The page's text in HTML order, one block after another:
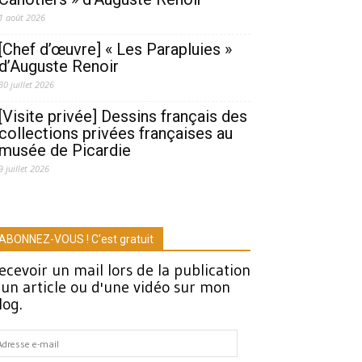
1 août 2026
[Chef d’œuvre] « Les Parapluies »
d’Auguste Renoir
juillet 2026
[Visite privée] Dessins français des
collections privées françaises au
musée de Picardie
juillet 2026
VOUS ! C'est gratuit
un mail lors de la publication
article ou d'une vidéo sur mon